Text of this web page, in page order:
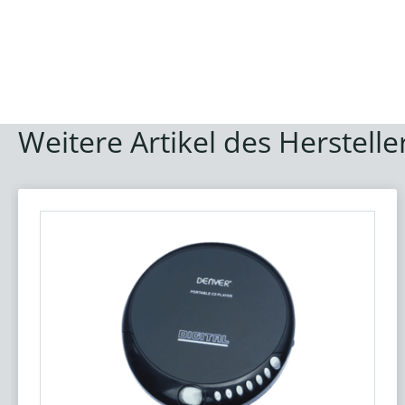
Weitere Artikel des